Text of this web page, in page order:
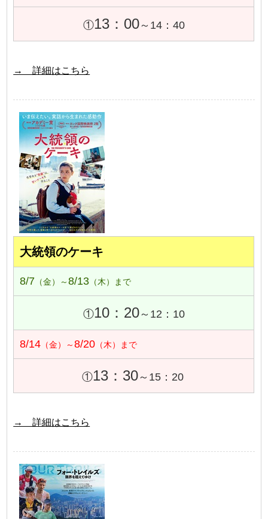
①13：00～14：40
→ 詳細はこちら
大統領のケーキ
8/7 （金）～8/13 （木）まで
①10：20～12：10
8/14 （金）～8/20 （木）まで
①13：30～15：20
→ 詳細はこちら